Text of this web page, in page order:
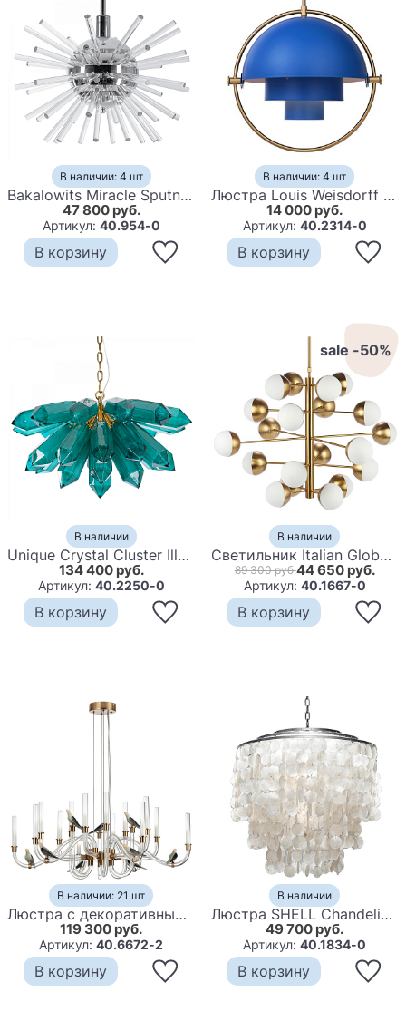
В наличии: 4 шт
Bakalowits Miracle Sputnik Chandelier with Crystal Glass Rods
47 800 руб.
Артикул: 40.954-0
В корзину
В наличии: 4 шт
Люстра Louis Weisdorff Multi-lite Pendant Blue
14 000 руб.
Артикул: 40.2314-0
В корзину
В наличии
Unique Crystal Cluster Illuminated Sculpture by Jeff Zimmerman Люстра бирюзовое стекло
134 400 руб.
Артикул: 40.2250-0
В корзину
sale -50%
В наличии
Светильник Italian Globe Cedar Moss Light 20
89 300 руб.44 650 руб.
Артикул: 40.1667-0
В корзину
В наличии: 21 шт
Люстра с декоративными птицами Ganthea D 93 см
119 300 руб.
Артикул:40.6672-2
В корзину
В наличии
Люстра SHELL Chandelier 65 Серебро
49 700 руб.
Артикул:40.1834-0
В корзину